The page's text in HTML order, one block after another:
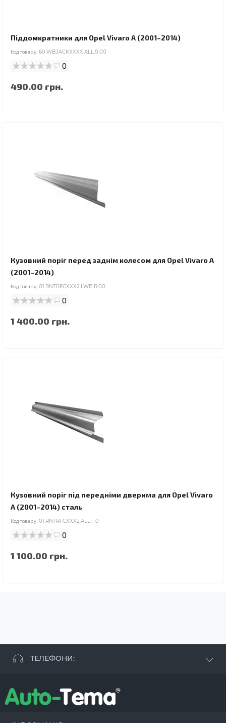
Піддомкратники для Opel Vivaro A (2001–2014)
Код товару: 60.WBJACKXXXX.ALL.0.00
0
490.00 грн.
Кузовний поріг перед заднім колесом для Opel Vivaro A
(2001–2014)
Код товару: 01.RNTRFCXXX2.LWB.R.00
0
1 400.00 грн.
Кузовний поріг під передніми дверима для Opel Vivaro
A (2001–2014) сталь
Код товару: 01.RNTRFCXXX2.ALL.F.0
0
1 100.00 грн.
ТЕЛЕФОНИ:
+38 096 250 84 38
+38 099 657 61 50